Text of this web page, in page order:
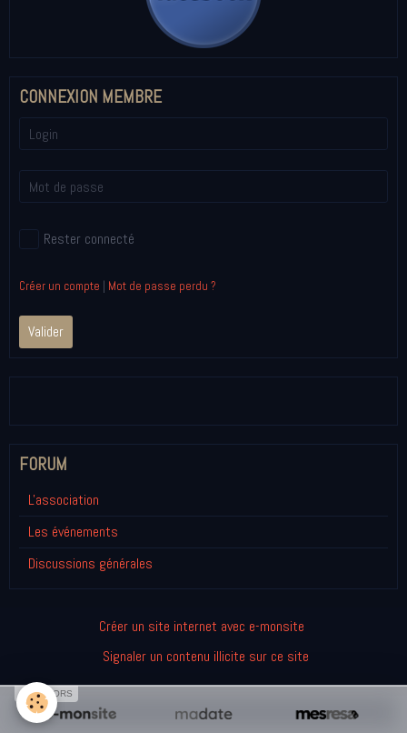
CONNEXION MEMBRE
Rester connecté
Créer un compte | Mot de passe perdu ?
Valider
FORUM
L'association
Les événements
Discussions générales
Créer un site internet avec e-monsite
Signaler un contenu illicite sur ce site
SPONSORS